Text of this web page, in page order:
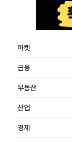
마켓
금융
부동산
산업
경제